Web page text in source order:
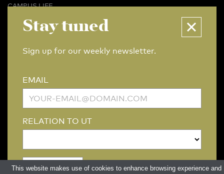
CAMPUS LIFE
BUSINESS & CAREER
CONTACT
ARCHIVE
MORE
LINKS
DISCLAIMER / COPYRIGHT REDACTIESTATUUT/EDITORIAL STATUTE
Stay tuned
Sign up for our weekly newsletter.
EMAIL
RELATION TO UT
This website makes use of cookies to enhance browsing experience and